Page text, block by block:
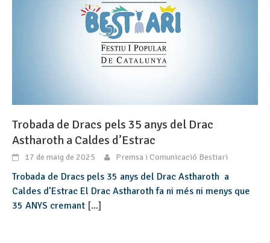
Trobada de Dracs pels 35 anys del Drac
Astharoth a Caldes d’Estrac
17 de maig de 2025 Premsa i Comunicació Bestiari
Trobada de Dracs pels 35 anys del Drac Astharoth a
Caldes d’Estrac El Drac Astharoth fa ni més ni menys que
35 ANYS cremant [...]